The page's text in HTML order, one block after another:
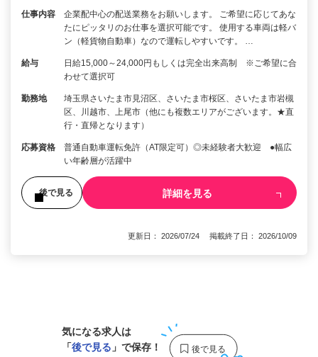
仕事内容
企業配中心の配送業務をお願いします。 ご希望に応じてあな
たにピッタリのお仕事を選択可能です。 使用する車両は軽バ
ン（軽貨物自動車）なので運転しやすいです。 …
給与
日給15,000～24,000円もしくは完全出来高制 ※ご希望に合
わせて選択可
勤務地
埼玉県さいたま市見沼区、さいたま市桜区、さいたま市岩槻
区、川越市、上尾市（他にも複数エリアがございます。★直
行・直帰となります）
応募資格
普通自動車運転免許（AT限定可）◎未経験者大歓迎 ●幅広
い年齢層が活躍中
後で見る 詳細を見る
更新日： 2026/07/24 掲載終了日： 2026/10/09
気になる求人は
「後で見る 」で保存！